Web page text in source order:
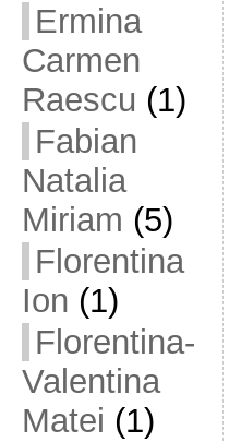
Ermina
Carmen
Raescu (1)
Fabian
Natalia
Miriam (5)
Florentina
Ion (1)
Florentina-
Valentina
Matei (1)